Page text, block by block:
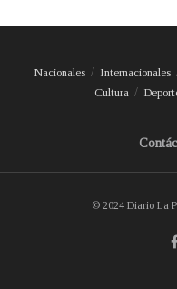
Nacionales Internacionales
Cultura
© 2024 Diario La